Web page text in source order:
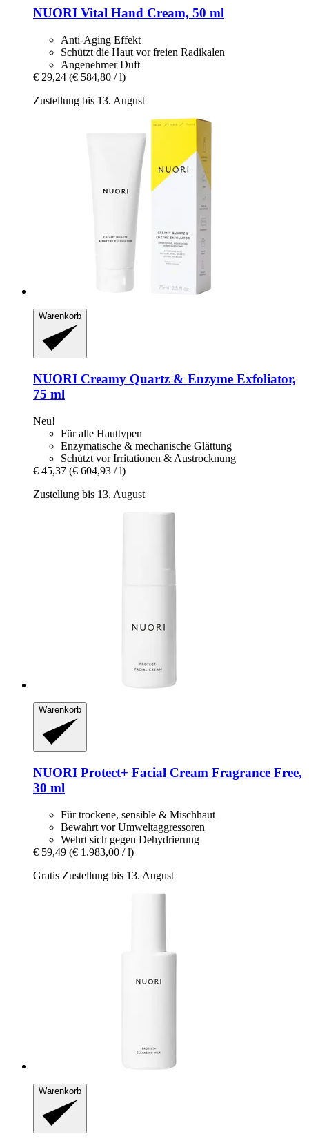
NUORI Vital Hand Cream, 50 ml
Anti-Aging Effekt
Schützt die Haut vor freien Radikalen
Angenehmer Duft
€ 29,24 (€ 584,80 / l)
Zustellung bis 13. August
Warenkorb
NUORI Creamy Quartz & Enzyme Exfoliator,
75 ml
Neu!
Für alle Hauttypen
Enzymatische & mechanische Glättung
Schützt vor Irritationen & Austrocknung
€ 45,37 (€ 604,93 / l)
Zustellung bis 13. August
Warenkorb
NUORI Protect+ Facial Cream Fragrance Free,
30 ml
Für trockene, sensible & Mischhaut
Bewahrt vor Umweltaggressoren
Wehrt sich gegen Dehydrierung
€ 59,49 (€ 1.983,00 / l)
Gratis Zustellung bis 13. August
Warenkorb